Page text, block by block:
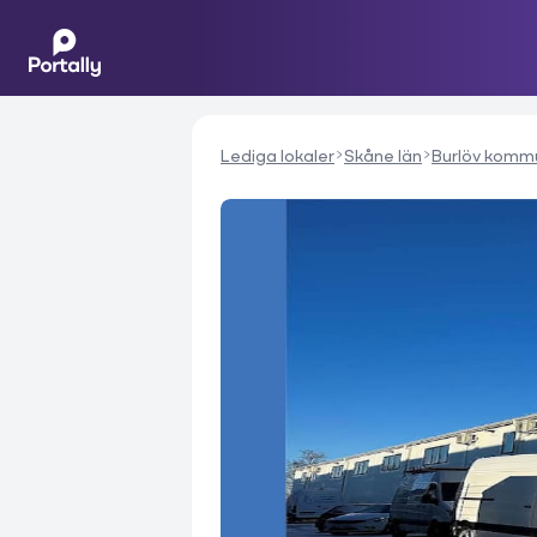
Lediga lokaler Skåne län Burlöv